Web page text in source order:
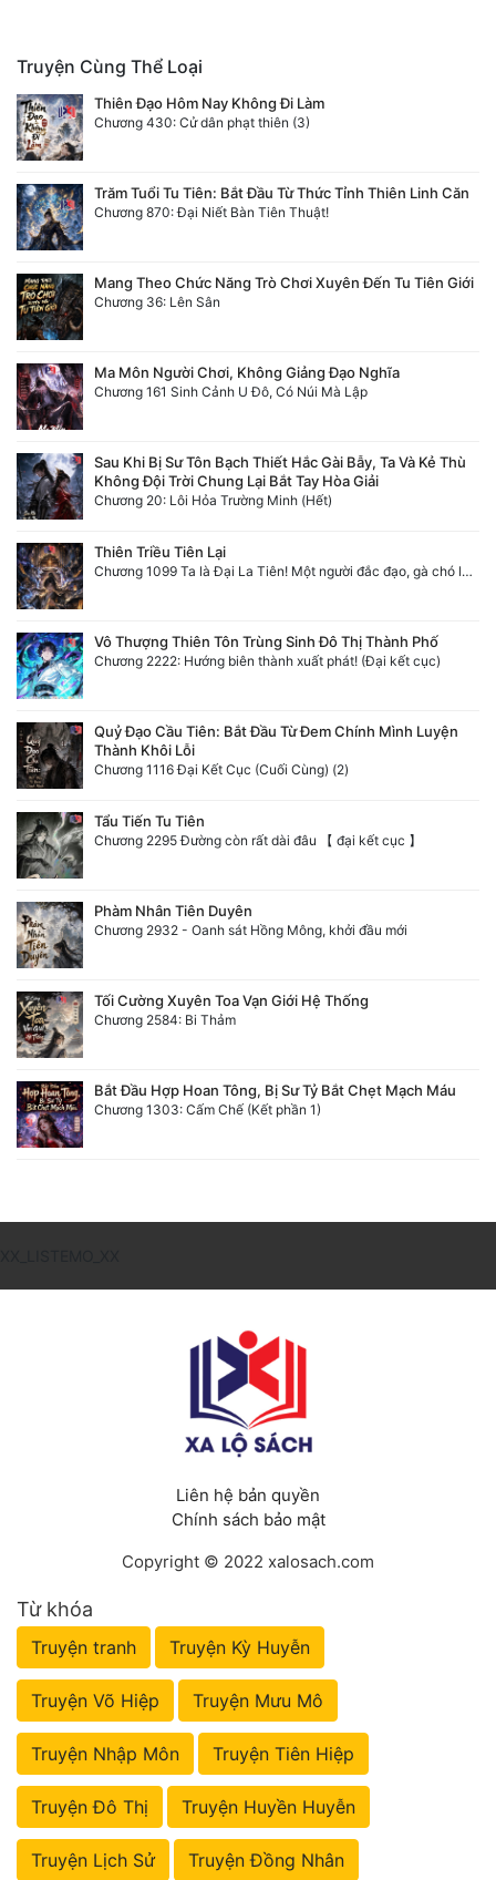
Truyện Cùng Thể Loại
Thiên Đạo Hôm Nay Không Đi Làm
Chương 430: Cử dân phạt thiên (3)
Trăm Tuổi Tu Tiên: Bắt Đầu Từ Thức Tỉnh Thiên Linh Căn
Chương 870: Đại Niết Bàn Tiên Thuật!
Mang Theo Chức Năng Trò Chơi Xuyên Đến Tu Tiên Giới
Chương 36: Lên Sân
Ma Môn Người Chơi, Không Giảng Đạo Nghĩa
Chương 161 Sinh Cảnh U Đô, Có Núi Mà Lập
Sau Khi Bị Sư Tôn Bạch Thiết Hắc Gài Bẫy, Ta Và Kẻ Thù
Không Đội Trời Chung Lại Bắt Tay Hòa Giải
Chương 20: Lôi Hỏa Trường Minh (Hết)
Thiên Triều Tiên Lại
Chương 1099 Ta là Đại La Tiên! Một người đắc đạo, gà chó lên trời (Đại kết cục)
Vô Thượng Thiên Tôn Trùng Sinh Đô Thị Thành Phố
Chương 2222: Hướng biên thành xuất phát! (Đại kết cục)
Quỷ Đạo Cầu Tiên: Bắt Đầu Từ Đem Chính Mình Luyện
Thành Khôi Lỗi
Chương 1116 Đại Kết Cục (Cuối Cùng) (2)
Tẩu Tiến Tu Tiên
Chương 2295 Đường còn rất dài đâu 【 đại kết cục 】
Phàm Nhân Tiên Duyên
Chương 2932 - Oanh sát Hồng Mông, khởi đầu mới
Tối Cường Xuyên Toa Vạn Giới Hệ Thống
Chương 2584: Bi Thảm
Bắt Đầu Hợp Hoan Tông, Bị Sư Tỷ Bắt Chẹt Mạch Máu
Chương 1303: Cấm Chế (Kết phần 1)
Liên hệ bản quyền
Chính sách bảo mật
Copyright © 2022 xalosach.com
Từ khóa
Truyện tranh Truyện Kỳ Huyễn
Truyện Võ Hiệp Truyện Mưu Mô
Truyện Nhập Môn Truyện Tiên Hiệp
Truyện Đô Thị Truyện Huyền Huyễn
Truyện Lịch Sử Truyện Đồng Nhân